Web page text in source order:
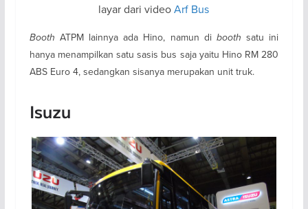
layar dari videoArf Bus
Booth ATPM lainnya ada Hino, namun di booth satu ini
hanya menampilkan satu sasis bus saja yaitu Hino RM 280
ABS Euro 4, sedangkan sisanya merupakan unit truk.
Isuzu